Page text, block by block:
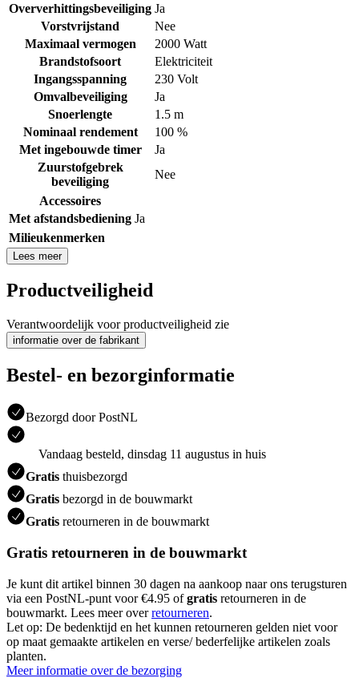
Oververhittingsbeveiliging Ja
Vorstvrijstand
Nee
Maximaal vermogen
2000 Watt
Brandstofsoort
Elektriciteit
Ingangsspanning
230 Volt
Omvalbeveiliging
Ja
Snoerlengte
1.5 m
Nominaal rendement
100 %
Met ingebouwde timer
Ja
Zuurstofgebrek
beveiliging
Nee
Accessoires
Met afstandsbediening Ja
Milieukenmerken
Lees meer
Productveiligheid
Verantwoordelijk voor productveiligheid zie
informatie over de fabrikant
Bestel- en bezorginformatie
Bezorgd door PostNL
Vandaag besteld, dinsdag 11 augustus in huis
Gratis thuisbezorgd
Gratis bezorgd in de bouwmarkt
Gratis retourneren in de bouwmarkt
Gratis retourneren in de bouwmarkt
Je kunt dit artikel binnen 30 dagen na aankoop naar ons terugsturen
via een PostNL-punt voor €4.95 ofgratis retourneren in de
bouwmarkt. Lees meer overretourneren.
Let op: De bedenktijd en het kunnen retourneren gelden niet voor
op maat gemaakte artikelen en verse/ bederfelijke artikelen zoals
planten.
Meer informatie over de bezorging